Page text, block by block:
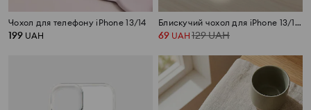
Чохол для телефону iPhone 13/14
199 UAH
Блискучий чохол для iPhone 13/14, 15
69 UAH 129UAH